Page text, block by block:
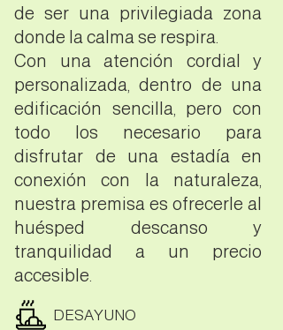
de ser una privilegiada zona
donde la calma se respira.
Con una atención cordial y
personalizada, dentro de una
edificación sencilla, pero con
todo los necesario para
disfrutar de una estadía en
conexión con la naturaleza,
nuestra premisa es ofrecerle al
huésped descanso y
tranquilidad a un precio
accesible.
DESAYUNO